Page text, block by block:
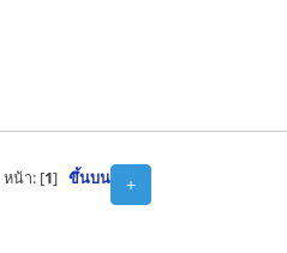
+
หน้า: [1] ขึ้นบน